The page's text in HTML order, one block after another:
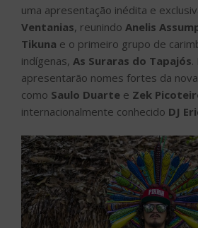
uma apresentação inédita e
Ventanias, reunindo Anelis
Tikuna e o primeiro grupo de
indígenas, As Suraras do Tapajós.
apresentarão nomes fortes da
como Saulo Duarte e Zek
internacionalmente conhecido DJ